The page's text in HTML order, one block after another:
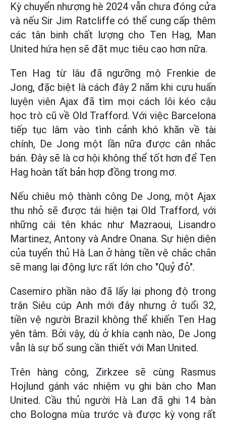
Kỳ chuyển nhượng hè 2024 vẫn chưa đóng cửa
và nếu Sir Jim Ratcliffe có thể cung cấp thêm
các tân binh chất lượng cho Ten Hag, Man
United hứa hẹn sẽ đặt mục tiêu cao hơn nữa.
Ten Hag từ lâu đã ngưỡng mộ Frenkie de
Jong, đặc biệt là cách đây 2 năm khi cựu huấn
luyện viên Ajax đã tìm mọi cách lôi kéo cậu
học trò cũ về Old Trafford. Với việc Barcelona
tiếp tục lâm vào tình cảnh khó khăn về tài
chính, De Jong một lần nữa được cân nhắc
bán. Đây sẽ là cơ hội không thể tốt hơn để Ten
Hag hoàn tất bản hợp đồng trong mơ.
Nếu chiêu mộ thành công De Jong, một Ajax
thu nhỏ sẽ được tái hiện tại Old Trafford, với
những cái tên khác như Mazraoui, Lisandro
Martinez, Antony và Andre Onana. Sự hiện diện
của tuyển thủ Hà Lan ở hàng tiền vệ chắc chắn
sẽ mang lại động lực rất lớn cho "Quỷ đỏ".
Casemiro phần nào đã lấy lại phong độ trong
trận Siêu cúp Anh mới đây nhưng ở tuổi 32,
tiền vệ người Brazil không thể khiến Ten Hag
yên tâm. Bởi vậy, dù ở khía cạnh nào, De Jong
vẫn là sự bổ sung cần thiết với Man United.
Trên hàng công, Zirkzee sẽ cùng Rasmus
Hojlund gánh vác nhiệm vụ ghi bàn cho Man
United. Cầu thủ người Hà Lan đã ghi 14 bàn
cho Bologna mùa trước và được kỳ vọng rất